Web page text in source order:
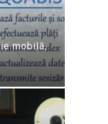
mobilă,